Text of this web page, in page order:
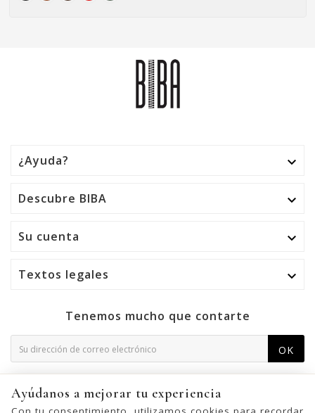
¿Ayuda? 
Descubre BIBA 
Su cuenta 
Textos legales 
Tenemos mucho que contarte
OK
consulte nuestra información de contacto en el aviso legal.
Ayúdanos a mejorar tu experiencia